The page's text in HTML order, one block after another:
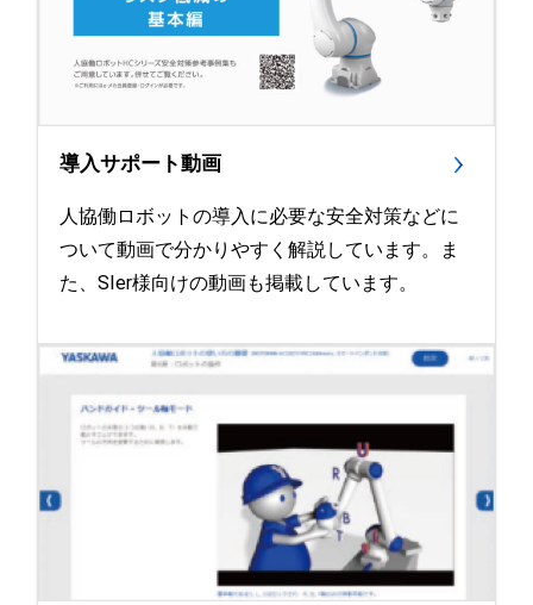
導入サポート動画
人協働ロボットの導入に必要な安全対策などに
ついて動画で分かりやすく解説しています。ま
た、SIer様向けの動画も掲載しています。